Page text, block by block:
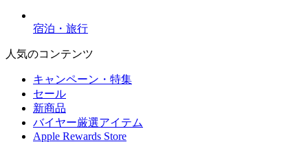
宿泊・旅行
人気のコンテンツ
キャンペーン・特集
セール
新商品
バイヤー厳選アイテム
Apple Rewards Store